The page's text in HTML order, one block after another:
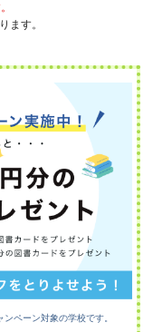
ます。
ンペーン対象の学校です。